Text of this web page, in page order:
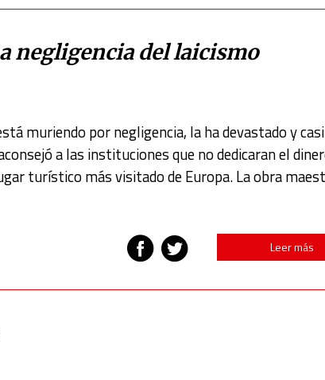
negligencia del laicismo
muriendo por negligencia, la ha devastado y casi
a las instituciones que no dedicaran el
turístico más visitado de Europa. La obra
Leer más